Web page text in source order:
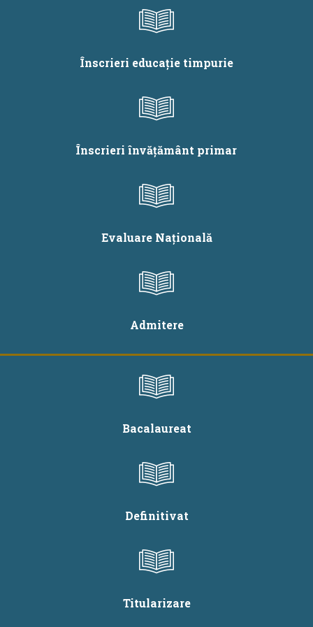
Înscrieri educație timpurie
Înscrieri învățământ primar
Evaluare Națională
Admitere
Bacalaureat
Definitivat
Titularizare